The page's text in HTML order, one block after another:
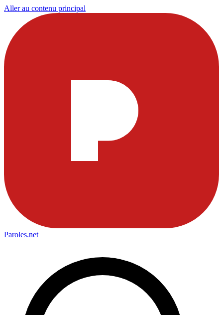
Aller au contenu principal
Paroles.net